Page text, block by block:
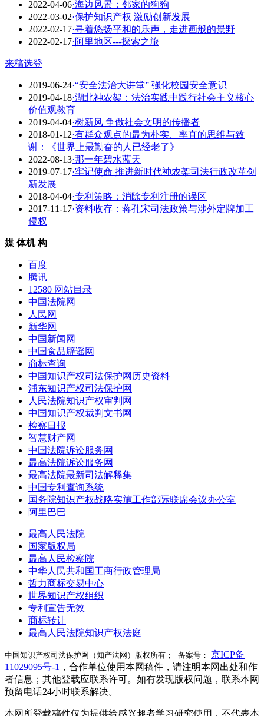
2022-04-06·海边风景：邻家的狗狗
2022-03-02·保护知识产权 激励创新发展
2022-02-17·寻着悠扬平和的乐声，走进画般的景野
2022-02-17·阿里地区---探索之旅
来稿选登
2019-06-24·“安全法治大讲堂” 强化校园安全意识
2019-04-18·湖北神农架：法治实践中践行社会主义核心
价值观教育
2019-04-04·树新风 争做社会文明的传播者
2018-01-12·有群众观点的最为朴实、率直的思维与致
谢：《世界上最勤奋的人已经老了》
2022-08-13·那一年碧水蓝天
2019-07-17·牢记使命 推进新时代神农架司法行政改革创
新发展
2018-04-04·专利策略：消除专利注册的误区
2017-11-17·资料收存：蒋孔宋司法政策与涉外定牌加工
侵权
媒 体机 构
百度
腾讯
12580 网站目录
中国法院网
人民网
新华网
中国新闻网
中国食品辟谣网
商标查询
中国知识产权司法保护网历史资料
浦东知识产权司法保护网
人民法院知识产权审判网
中国知识产权裁判文书网
检察日报
智慧财产网
中国法院诉讼服务网
最高法院诉讼服务网
最高法院最新司法解释集
中国专利查询系统
国务院知识产权战略实施工作部际联席会议办公室
阿里巴巴
最高人民法院
国家版权局
最高人民检察院
中华人民共和国工商行政管理局
哲力商标交易中心
世界知识产权组织
专利宣告无效
商标转让
最高人民法院知识产权法庭
中国知识产权司法保护网（知产法网）版权所有； 备案号： 京ICP备
11029095号-1 ，合作单位使用本网稿件，请注明本网出处和作
者信息；其他登载应联系许可。如有发现版权问题，联系本网
预留电话24小时联系解决。
本网所登载稿件仅为提供给感兴趣者学习研究使用，不代表本